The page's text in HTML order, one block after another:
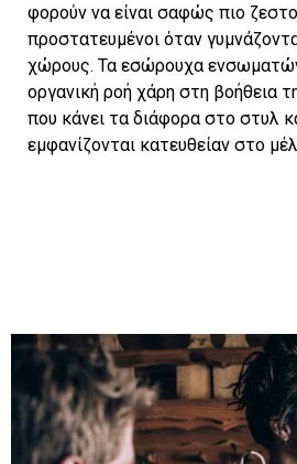
φορούν να είναι σαφώς πιο
προστατευμένοι όταν
χώρους. Τα εσώρουχα
οργανική ροή χάρη στη βοήθεια
που κάνει τα διάφορα στο στυλ
εμφανίζονται κατευθείαν στο